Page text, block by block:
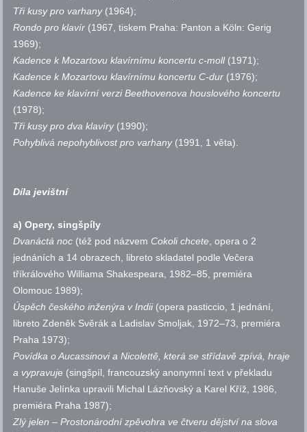
Tři kusy pro varhany (1964);
Rondo pro klavír (1967, tiskem Praha: Panton a Köln: Gerig
1969);
Kadence k Mozartovu klavírnímu koncertu c-moll (1971);
Kadence k Mozartovu klavírnímu koncertu C-dur (1976);
Kadence ke klavírní verzi Beethovenova houslového koncertu
(1978);
Tři kusy pro dva klavíry (1990);
Pohyblivá nepohyblivost pro varhany (1991, 1 věta).
Díla jevištní
a) Opery, singšpíly
Dvanáctá noc (též pod názvem Cokoli chcete, opera o 2
jednáních a 14 obrazech, libreto skladatel podle Večera
tříkrálového Williama Shakespeara, 1982–85, premiéra
Olomouc 1989);
Úspěch českého inženýra v Indii(opera pasticcio, 1 jednání,
libreto Zdeněk Svěrák a Ladislav Smoljak, 1972–73, premiéra
Praha 1973);
Povídka o Aucassinovi a Nicolettě, která se střídavě zpívá, hraje
a vypravuje (singšpíl, francouzský anonymní text v překladu
Hanuše Jelínka upravili Michal Lázňovský a Karel Kříž, 1986,
premiéra Praha 1987);
Zlý jelen – Prostonárodní zpěvohra ve čtveru dějství na slova